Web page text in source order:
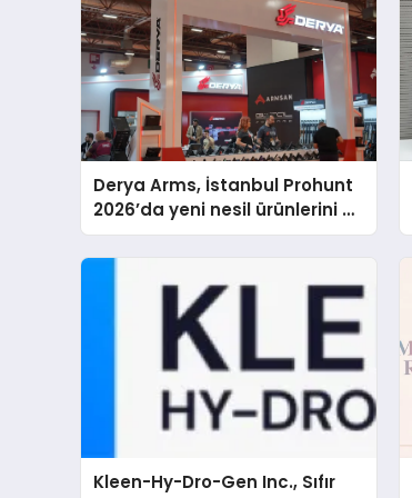
Derya Arms, İstanbul Prohunt
2026’da yeni nesil ürünlerini ve
global marka vizyonunu
sergiledi
Kleen-Hy-Dro-Gen Inc., Sıfır